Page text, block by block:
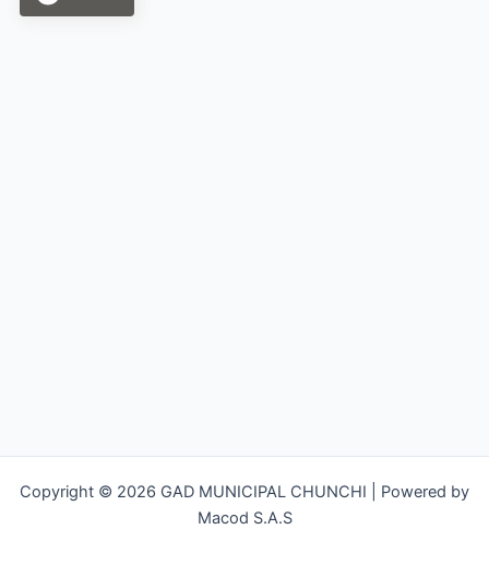
Copyright © 2026 GAD MUNICIPAL CHUNCHI | Powered by
Macod S.A.S